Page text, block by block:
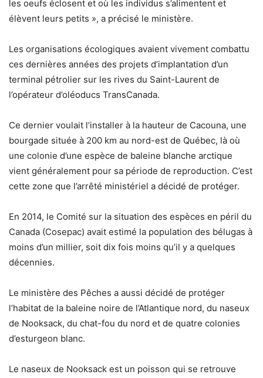
les oeufs éclosent et où les individus s’alimentent et
élèvent leurs petits », a précisé le ministère.
Les organisations écologiques avaient vivement combattu
ces dernières années des projets d’implantation d’un
terminal pétrolier sur les rives du Saint-Laurent de
l’opérateur d’oléoducs TransCanada.
Ce dernier voulait l’installer à la hauteur de Cacouna, une
bourgade située à 200 km au nord-est de Québec, là où
une colonie d’une espèce de baleine blanche arctique
vient généralement pour sa période de reproduction. C’est
cette zone que l’arrêté ministériel a décidé de protéger.
En 2014, le Comité sur la situation des espèces en péril du
Canada (Cosepac) avait estimé la population des bélugas à
moins d’un millier, soit dix fois moins qu’il y a quelques
décennies.
Le ministère des Pêches a aussi décidé de protéger
l’habitat de la baleine noire de l’Atlantique nord, du naseux
de Nooksack, du chat-fou du nord et de quatre colonies
d’esturgeon blanc.
Le naseux de Nooksack est un poisson qui se retrouve